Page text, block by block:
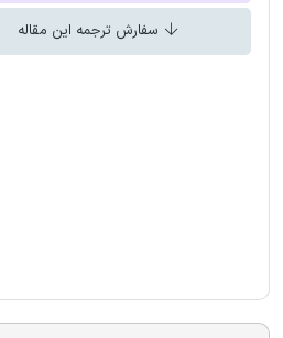
سفارش ترجمه این مقاله